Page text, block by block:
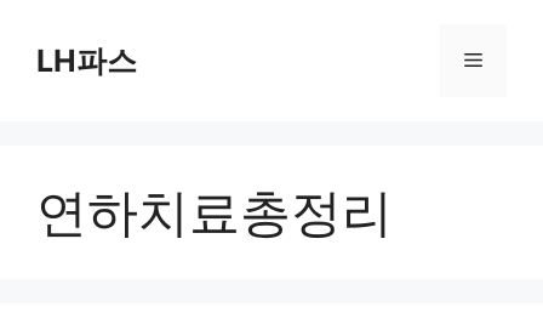
LH파스 메
연하치료총정리